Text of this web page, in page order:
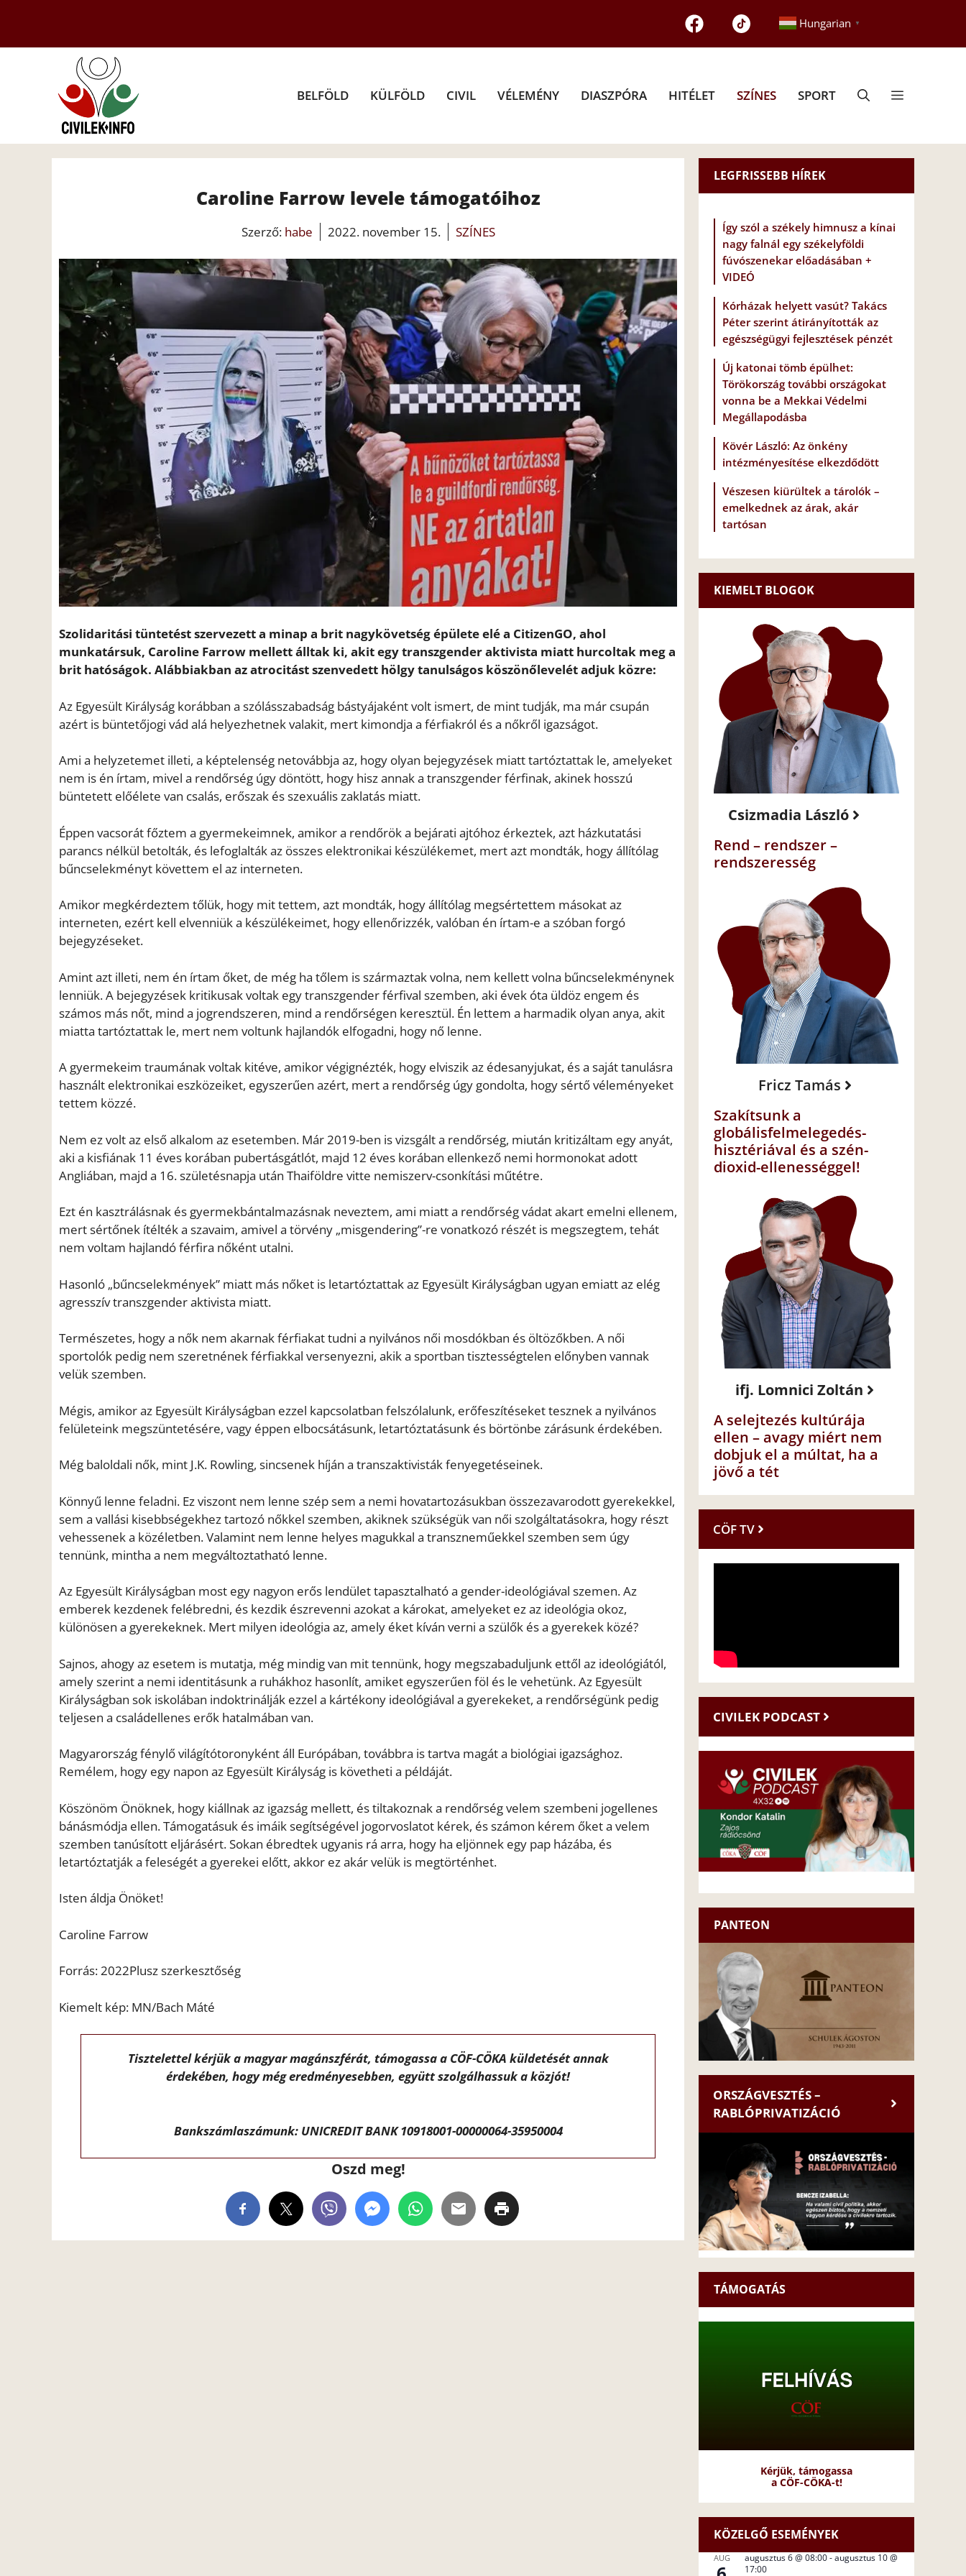
tartalomba
Hungarian ▼
BELFÖLD KÜLFÖLD CIVIL VÉLEMÉNY DIASZPÓRA HITÉLET SZÍNES SPORT
Caroline Farrow levele támogatóihoz
Szerző: habe 2022. november 15. SZÍNES
Szolidaritási tüntetést szervezett a minap a brit nagykövetség épülete elé a CitizenGO, ahol
munkatársuk, Caroline Farrow mellett álltak ki, akit egy transzgender aktivista miatt hurcoltak meg a
brit hatóságok. Alábbiakban az atrocitást szenvedett hölgy tanulságos köszönőlevelét adjuk közre:
Az Egyesült Királyság korábban a szólásszabadság bástyájaként volt ismert, de mint tudják, ma már csupán
azért is büntetőjogi vád alá helyezhetnek valakit, mert kimondja a férfiakról és a nőkről igazságot.
Ami a helyzetemet illeti, a képtelenség netovábbja az, hogy olyan bejegyzések miatt tartóztattak le, amelyeket
nem is én írtam, mivel a rendőrség úgy döntött, hogy hisz annak a transzgender férfinak, akinek hosszú
büntetett előélete van csalás, erőszak és szexuális zaklatás miatt.
Éppen vacsorát főztem a gyermekeimnek, amikor a rendőrök a bejárati ajtóhoz érkeztek, azt házkutatási
parancs nélkül betolták, és lefoglalták az összes elektronikai készülékemet, mert azt mondták, hogy állítólag
bűncselekményt követtem el az interneten.
Amikor megkérdeztem tőlük, hogy mit tettem, azt mondták, hogy állítólag megsértettem másokat az
interneten, ezért kell elvenniük a készülékeimet, hogy ellenőrizzék, valóban én írtam-e a szóban forgó
bejegyzéseket.
Amint azt illeti, nem én írtam őket, de még ha tőlem is származtak volna, nem kellett volna bűncselekménynek
lenniük. A bejegyzések kritikusak voltak egy transzgender férfival szemben, aki évek óta üldöz engem és
számos más nőt, mind a jogrendszeren, mind a rendőrségen keresztül. Én lettem a harmadik olyan anya, akit
miatta tartóztattak le, mert nem voltunk hajlandók elfogadni, hogy nő lenne.
A gyermekeim traumának voltak kitéve, amikor végignézték, hogy elviszik az édesanyjukat, és a saját tanulásra
használt elektronikai eszközeiket, egyszerűen azért, mert a rendőrség úgy gondolta, hogy sértő véleményeket
tettem közzé.
Nem ez volt az első alkalom az esetemben. Már 2019-ben is vizsgált a rendőrség, miután kritizáltam egy anyát,
aki a kisfiának 11 éves korában pubertásgátlót, majd 12 éves korában ellenkező nemi hormonokat adott
Angliában, majd a 16. születésnapja után Thaiföldre vitte nemiszerv-csonkítási műtétre.
Ezt én kasztrálásnak és gyermekbántalmazásnak neveztem, ami miatt a rendőrség vádat akart emelni ellenem,
mert sértőnek ítélték a szavaim, amivel a törvény „misgendering”-re vonatkozó részét is megszegtem, tehát
nem voltam hajlandó férfira nőként utalni.
Hasonló „bűncselekmények” miatt más nőket is letartóztattak az Egyesült Királyságban ugyan emiatt az elég
agresszív transzgender aktivista miatt.
Természetes, hogy a nők nem akarnak férfiakat tudni a nyilvános női mosdókban és öltözőkben. A női
sportolók pedig nem szeretnének férfiakkal versenyezni, akik a sportban tisztességtelen előnyben vannak
velük szemben.
Mégis, amikor az Egyesült Királyságban ezzel kapcsolatban felszólalunk, erőfeszítéseket tesznek a nyilvános
felületeink megszüntetésére, vagy éppen elbocsátásunk, letartóztatásunk és börtönbe zárásunk érdekében.
Még baloldali nők, mint J.K. Rowling, sincsenek híján a transzaktivisták fenyegetéseinek.
Könnyű lenne feladni. Ez viszont nem lenne szép sem a nemi hovatartozásukban összezavarodott gyerekekkel,
sem a vallási kisebbségekhez tartozó nőkkel szemben, akiknek szükségük van női szolgáltatásokra, hogy részt
vehessenek a közéletben. Valamint nem lenne helyes magukkal a transzneműekkel szemben sem úgy
tennünk, mintha a nem megváltoztatható lenne.
Az Egyesült Királyságban most egy nagyon erős lendület tapasztalható a gender-ideológiával szemen. Az
emberek kezdenek felébredni, és kezdik észrevenni azokat a károkat, amelyeket ez az ideológia okoz,
különösen a gyerekeknek. Mert milyen ideológia az, amely éket kíván verni a szülők és a gyerekek közé?
Sajnos, ahogy az esetem is mutatja, még mindig van mit tennünk, hogy megszabaduljunk ettől az ideológiától,
amely szerint a nemi identitásunk a ruhákhoz hasonlít, amiket egyszerűen föl és le vehetünk. Az Egyesült
Királyságban sok iskolában indoktrinálják ezzel a kártékony ideológiával a gyerekeket, a rendőrségünk pedig
teljesen a családellenes erők hatalmában van.
Magyarország fénylő világítótoronyként áll Európában, továbbra is tartva magát a biológiai igazsághoz.
Remélem, hogy egy napon az Egyesült Királyság is követheti a példáját.
Köszönöm Önöknek, hogy kiállnak az igazság mellett, és tiltakoznak a rendőrség velem szembeni jogellenes
bánásmódja ellen. Támogatásuk és imáik segítségével jogorvoslatot kérek, és számon kérem őket a velem
szemben tanúsított eljárásért. Sokan ébredtek ugyanis rá arra, hogy ha eljönnek egy pap házába, és
letartóztatják a feleségét a gyerekei előtt, akkor ez akár velük is megtörténhet.
Isten áldja Önöket!
Caroline Farrow
Forrás: 2022Plusz szerkesztőség
Kiemelt kép: MN/Bach Máté
Tisztelettel kérjük a magyar magánszférát, támogassa a CÖF-CÖKA küldetését annak
érdekében, hogy még eredményesebben, együtt szolgálhassuk a közjót!
Bankszámlaszámunk: UNICREDIT BANK 10918001-00000064-35950004
Oszd meg!
LEGFRISSEBB HÍREK
Így szól a székely himnusz a kínai
nagy falnál egy székelyföldi
fúvószenekar előadásában +
VIDEÓ
Kórházak helyett vasút? Takács
Péter szerint átirányították az
egészségügyi fejlesztések pénzét
Új katonai tömb épülhet:
Törökország további országokat
vonna be a Mekkai Védelmi
Megállapodásba
Kövér László: Az önkény
intézményesítése elkezdődött
Vészesen kiürültek a tárolók –
emelkednek az árak, akár
tartósan
KIEMELT BLOGOK
Csizmadia László
Rend – rendszer –
rendszeresség
Fricz Tamás
Szakítsunk a
globálisfelmelegedés-
hisztériával és a szén-
dioxid-ellenességgel!
ifj. Lomnici Zoltán
A selejtezés kultúrája
ellen – avagy miért nem
dobjuk el a múltat, ha a
jövő a tét
CÖF TV
CIVILEK PODCAST
PANTEON
ORSZÁGVESZTÉS –
RABLÓPRIVATIZÁCIÓ
TÁMOGATÁS
Kérjük, támogassa
a CÖF-CÖKA-t!
KÖZELGŐ ESEMÉNYEK
AUG augusztus 6 @ 08:00-augusztus 10 @
17:00